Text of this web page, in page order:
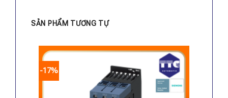
SẢN PHẨM TƯƠNG TỰ
-17%